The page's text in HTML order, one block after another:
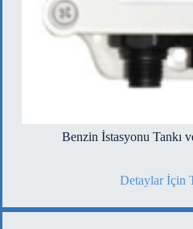
Benzin İstasyonu Tankı
Detaylar İçin